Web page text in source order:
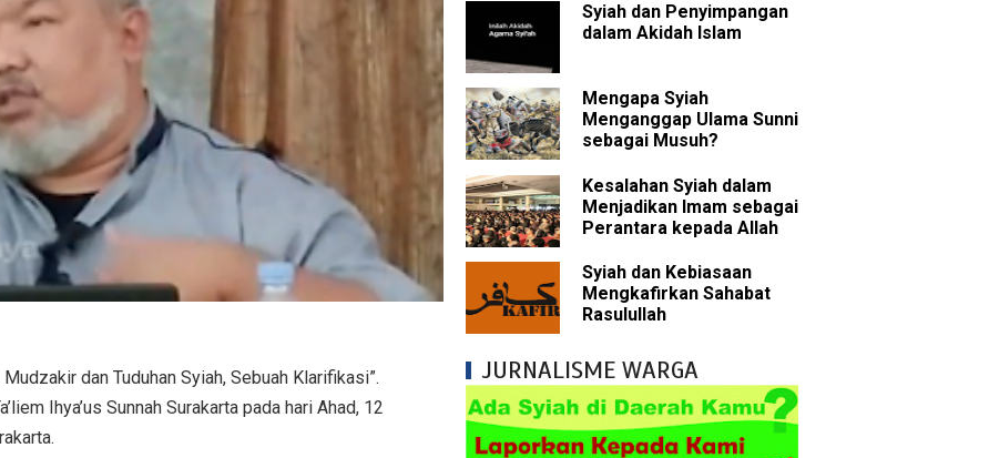
Mengapa Syiah Menghalalkan Nikah Mut'ah?
Syiah dan Penyelewengan dalam Pemahaman tentang Khalifah
Syiah dan Penyimpangan dalam Akidah Islam
Kesalahan Syiah dalam Menyikapi Khalifah Abu Bakar
Syiah dan Konsep Imamah yang Tidak Masuk Akal dalam Islam
Syiah dan Ketidakkonsistenan dalam Konsep Mahdi
Syiah dan Kedustaan tentang Hak Kekhalifahan
Syiah dan Kedustaan tentang Peristiwa Karbala
Syiah dan Upaya Merusak Ukhuwah Islamiyah
dan Tuduhan Syiah, Sebuah Klarifikasi”.
Ihya’us Sunnah Surakarta pada hari Ahad, 12
Syiah dan Penyimpangan
dalam Akidah Islam
Mengapa Syiah
Menganggap Ulama Sunni
sebagai Musuh?
Kesalahan Syiah dalam
Menjadikan Imam sebagai
Perantara kepada Allah
Syiah dan Kebiasaan
Mengkafirkan Sahabat
Rasulullah
JURNALISME WARGA